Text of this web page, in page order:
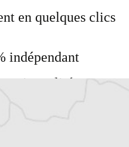
en quelques clics
indépendant